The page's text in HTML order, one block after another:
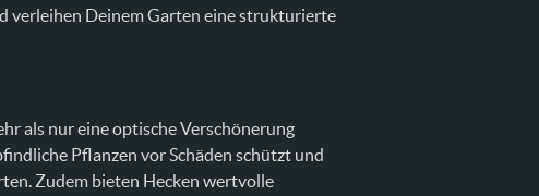
verleihen Deinem Garten eine strukturierte
als nur eine optische Verschönerung
Pflanzen vor Schäden schützt und
Zudem bieten Hecken wertvolle